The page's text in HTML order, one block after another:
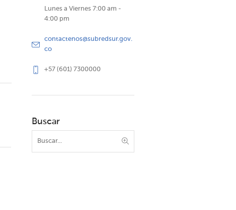
Lunes a Viernes 7:00 am -
4:00 pm
contactenos@subredsur.gov.
co
+57 (601) 7300000
Buscar